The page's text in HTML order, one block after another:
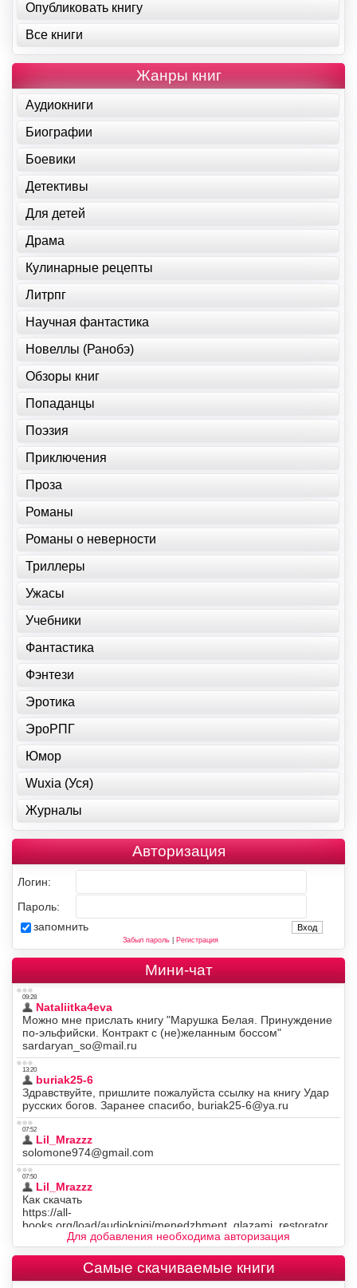
Опубликовать книгу
Все книги
Жанры книг
Аудиокниги
Биографии
Боевики
Детективы
Для детей
Драма
Кулинарные рецепты
Литрпг
Научная фантастика
Новеллы (Ранобэ)
Обзоры книг
Попаданцы
Поэзия
Приключения
Проза
Романы
Романы о неверности
Триллеры
Ужасы
Учебники
Фантастика
Фэнтези
Эротика
ЭроРПГ
Юмор
Wuxia (Уся)
Журналы
Авторизация
Логин:
Пароль:
запомнить
Забыл пароль| Регистрация
Мини-чат
Для добавления необходима авторизация
Самые скачиваемые книги